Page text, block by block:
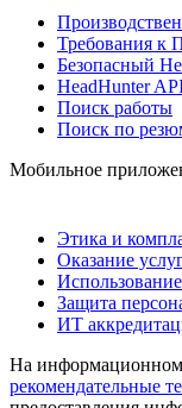
Требования к
Безопасный
HeadHunter
Поиск работы
Поиск по
Мобильное
Этика и
Оказание
Защита
ИТ
На информационном
рекомендательные